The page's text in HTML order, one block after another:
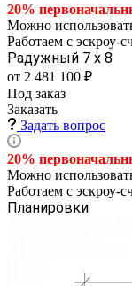
20%
Можно
Работаем с эскроу-
Радужный 7 х 8
от 2 481 100 ₽
Под заказ
Заказать
Задать вопрос
20%
Можно
Работаем с эскроу-
Планировки